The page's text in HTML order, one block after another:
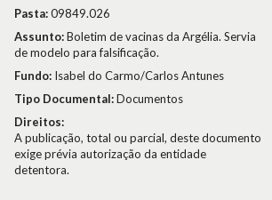
Pasta:09849.026
Assunto:Boletim de vacinas da Argélia. Servia
de modelo para falsificação.
Fundo: Isabel do Carmo/Carlos Antunes
Tipo Documental:Documentos
Direitos:
A publicação, total ou parcial, deste documento
exige prévia autorização da entidade
detentora.